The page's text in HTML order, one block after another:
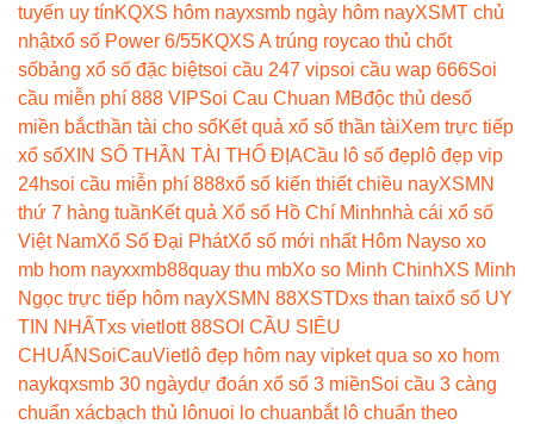
tuyến uy tínKQXS hôm nayxsmb ngày hôm nayXSMT chủ
nhậtxổ số Power 6/55KQXS A trúng roycao thủ chốt
sốbảng xổ số đặc biệtsoi cầu 247 vipsoi cầu wap 666Soi
cầu miễn phí 888 VIPSoi Cau Chuan MBđộc thủ desố
miền bắcthần tài cho sốKết quả xổ số thần tàiXem trực tiếp
xổ sốXIN SỐ THẦN TÀI THỔ ĐỊACầu lô số đẹp lô đẹp vip
24hsoi cầu miễn phí 888xổ số kiến thiết chiều nayXSMN
thứ 7 hàng tuầnKết quả Xổ số Hồ Chí Minhnhà cái xổ số
Việt NamXổ Số Đại PhátXổ số mới nhất Hôm Nayso xo
mb hom nayxxmb88quay thu mbXo so Minh ChinhXS Minh
Ngọc trực tiếp hôm nayXSMN 88XSTDxs than taixổ số UY
TIN NHẤTxs vietlott 88SOI CẦU SIÊU
CHUẨN SoiCauVietlô đẹp hôm nay vipket qua so xo hom
naykqxsmb 30 ngàydự đoán xổ số 3 miềnSoi cầu 3 càng
chuẩn xácbạch thủ lônuoi lo chuanbắt lô chuẩn theo